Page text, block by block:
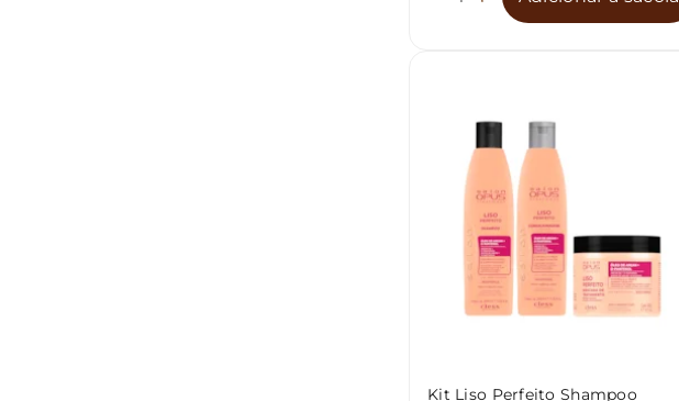
Kit Liso Perfeito Shampoo